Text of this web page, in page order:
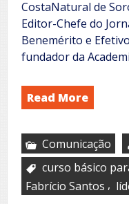
CostaNatural de
Editor-Chefe do
Benemérito e
fundador da
Read More
Comunicação
curso básico
Fabrício Santos ,